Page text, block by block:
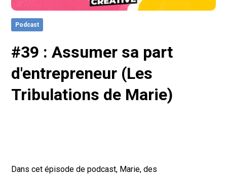
Podcast
#39 : Assumer sa part
d'entrepreneur (Les
Tribulations de Marie)
Dans cet épisode de podcast, Marie, des